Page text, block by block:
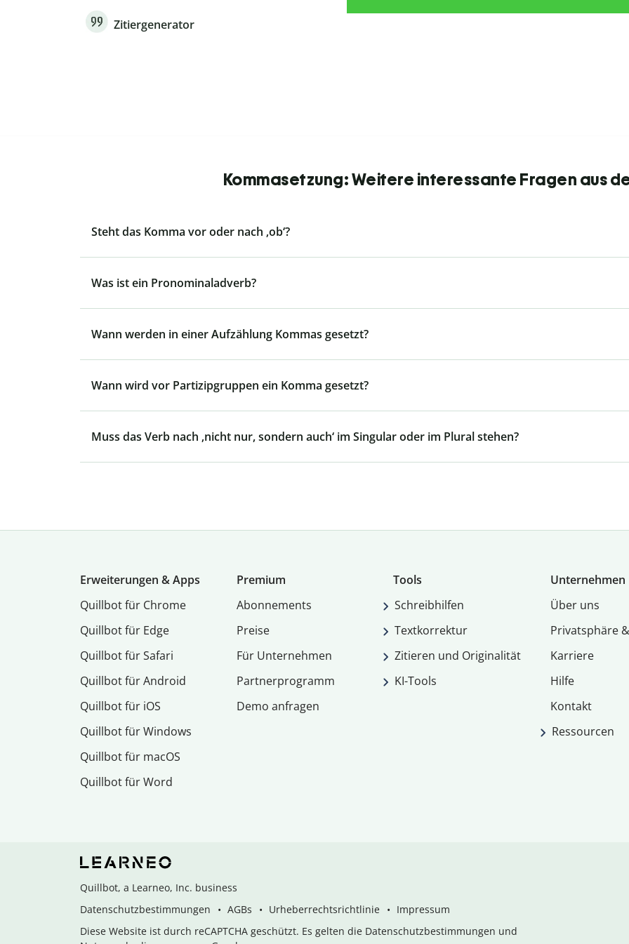
Zitiergenerator
Kommasetzung: Weitere interessante Fragen aus
Steht das Komma vor oder nach ‚ob‘?
Was ist ein Pronominaladverb?
Wann werden in einer Aufzählung Kommas gesetzt?
Wann wird vor Partizipgruppen ein Komma gesetzt?
Muss das Verb nach ‚nicht nur, sondern auch‘ im Singular oder im Plural stehen?
Erweiterungen & Apps
Quillbot für Chrome
Quillbot für Edge
Quillbot für Safari
Quillbot für Android
Quillbot für iOS
Quillbot für Windows
Quillbot für macOS
Quillbot für Word
Premium
Abon­ne­ments
Preise
Für Unternehmen
Partnerprogramm
Demo anfragen
Tools
Schreibhilfen
Textkorrektur
Zitieren und Originalität
KI-Tools
Unternehmen
Über uns
Privatsphäre
Karriere
Hilfe
Kontakt
Ressourcen
Quillbot, a Learneo, Inc. business
Datenschutzbestimmungen
AGBs Urheberrechtsrichtlinie
Impressum
Diese Website ist durch reCAPTCHA geschützt. Es gelten die Datenschutzbestimmungen und